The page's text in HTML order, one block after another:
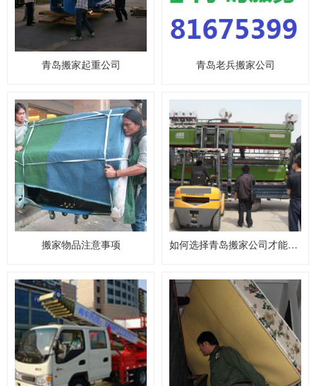
青岛搬家起重公司 青岛老兵搬家公司
搬家物品注意事项 如何选择青岛搬家公司才能不被坑